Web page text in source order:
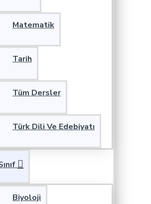
Matematik
Tarih
Tüm Dersler
Türk Dili Ve Edebiyatı
Biyoloji